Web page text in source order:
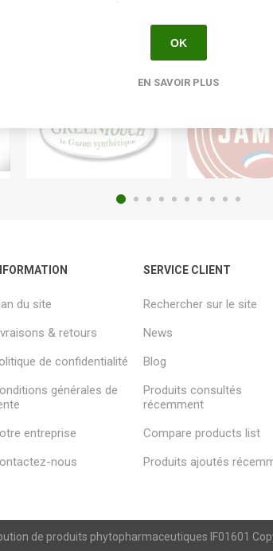
du site
& retours
de confidentialité
générales de
entreprise
nous
SERVICE CLIENT
Rechercher sur le site
News
Blog
Produits consultés
récemment
Compare products list
Produits ajoutés
de produits phytopharmaceutiques IF01601
OK
EN SAVOIR PLUS